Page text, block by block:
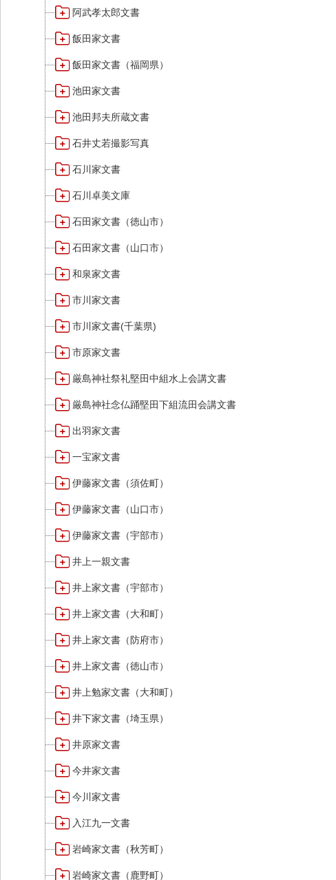
阿武孝太郎文書
飯田家文書
飯田家文書（福岡県）
池田家文書
池田邦夫所蔵文書
石井丈若撮影写真
石川家文書
石川卓美文庫
石田家文書（徳山市）
石田家文書（山口市）
和泉家文書
市川家文書
市川家文書(千葉県)
市原家文書
厳島神社祭礼堅田中組水上会講文書
厳島神社念仏踊堅田下組流田会講文書
出羽家文書
一宝家文書
伊藤家文書（須佐町）
伊藤家文書（山口市）
伊藤家文書（宇部市）
井上一親文書
井上家文書（宇部市）
井上家文書（大和町）
井上家文書（防府市）
井上家文書（徳山市）
井上勉家文書（大和町）
井下家文書（埼玉県）
井原家文書
今井家文書
今川家文書
入江九一文書
岩崎家文書（秋芳町）
岩崎家文書（鹿野町）